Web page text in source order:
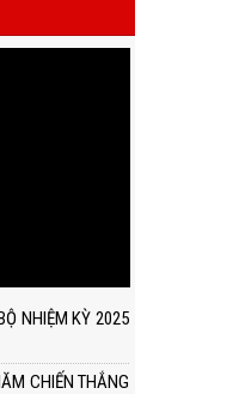
NHIỆM KỲ 2025
CHIẾN THẮNG